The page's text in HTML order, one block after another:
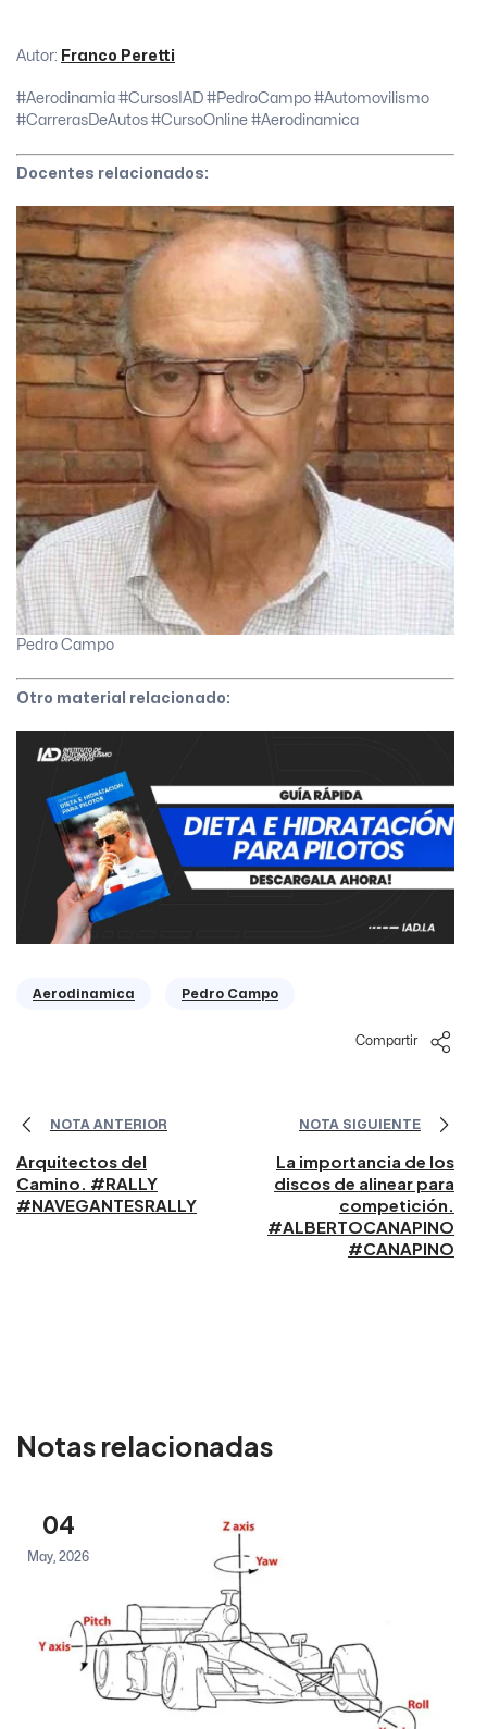
Autor: Franco Peretti
#Aerodinamia #CursosIAD #PedroCampo #Automovilismo
#CarrerasDeAutos #CursoOnline #Aerodinamica
Docentes relacionados:
Pedro Campo
Otro material relacionado:
Aerodinamica Pedro Campo
Compartir
NOTA ANTERIOR
Arquitectos del
Camino. #RALLY
#NAVEGANTESRALLY
NOTA SIGUIENTE
La importancia de los
discos de alinear para
competición.
#ALBERTOCANAPINO
#CANAPINO
Notas relacionadas
04
May, 2026